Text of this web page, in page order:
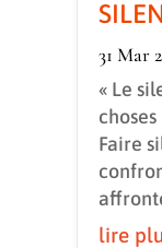
31 Mar
« Le
Faire
lire